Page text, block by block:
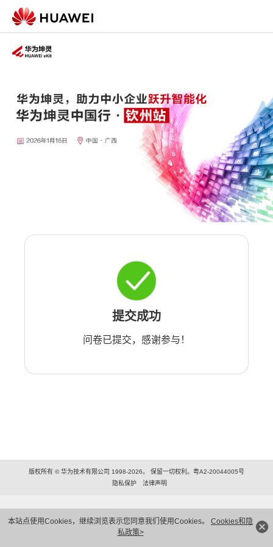
本站点使用Cookies，继续浏览表示您同意我们使用Cookies。 Cookies和隐
私政策>
提交成功
问卷已提交，感谢参与！
版权所有 © 华为技术有限公司 1998-2026。 保留一切权利。粤A2-20044005号
隐私保护
法律声明